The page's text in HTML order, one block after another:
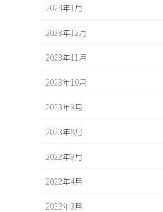
2024年1月
2023年12月
2023年11月
2023年10月
2023年9月
2023年8月
2022年9月
2022年4月
2022年3月